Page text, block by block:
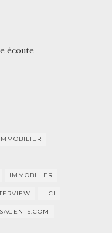
écoute
IMMOBILIER
LICI